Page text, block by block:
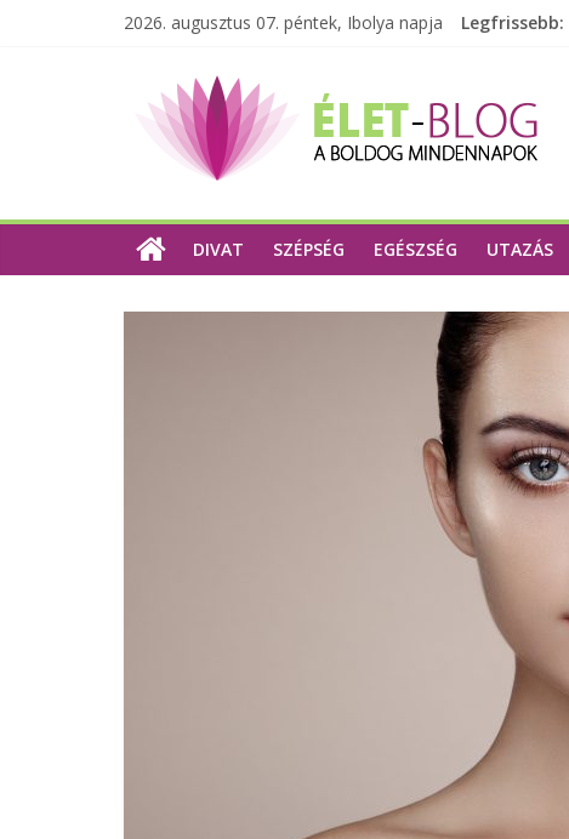
2026. augusztus 07. péntek, Ibolya napja Legfrissebb:
DIVAT SZÉPSÉG EGÉSZSÉG UTAZÁS